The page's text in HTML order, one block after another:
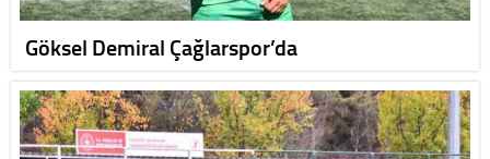
Göksel Demiral Çağlarspor’da